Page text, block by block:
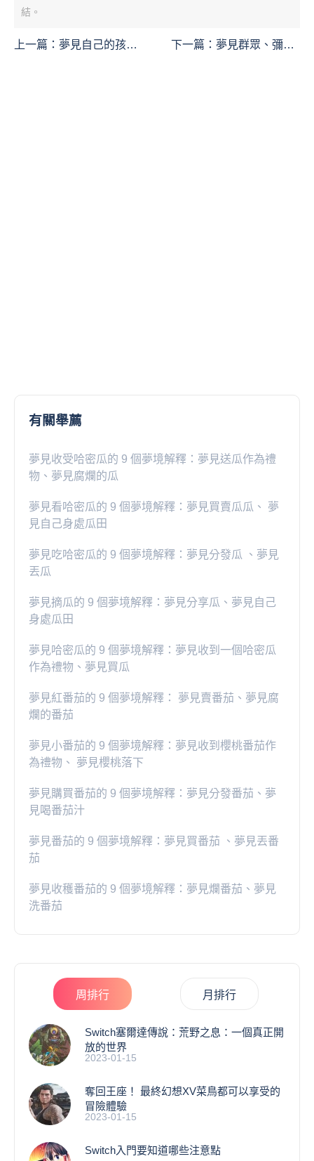
結。
上一篇： 夢見自己的孩子
下一篇： 夢見群眾、彌撒
有關舉薦
夢見收受哈密瓜的 9 個夢境解釋：夢見送瓜作為禮
物、夢見腐爛的瓜
夢見看哈密瓜的 9 個夢境解釋：夢見買賣瓜瓜、 夢
見自己身處瓜田
夢見吃哈密瓜的 9 個夢境解釋：夢見分發瓜 、夢見
丟瓜
夢見摘瓜的 9 個夢境解釋：夢見分享瓜、夢見自己
身處瓜田
夢見哈密瓜的 9 個夢境解釋：夢見收到一個哈密瓜
作為禮物、夢見買瓜
夢見紅番茄的 9 個夢境解釋： 夢見賣番茄、夢見腐
爛的番茄
​夢見小番茄的 9 個夢境解釋：夢見收到櫻桃番茄作
為禮物、 夢見櫻桃落下
夢見購買番茄的 9 個夢境解釋：夢見分發番茄、夢
見喝番茄汁
夢見番茄的 9 個夢境解釋：夢見買番茄 、夢見丟番
茄
夢見收穫番茄的 9 個夢境解釋：夢見爛番茄、夢見
洗番茄
周排行 月排行
Switch塞爾達傳說：荒野之息：一個真正開
放的世界
2023-01-15
奪回王座！ 最終幻想XV菜鳥都可以享受的
冒險體驗
2023-01-15
Switch入門要知道哪些注意點